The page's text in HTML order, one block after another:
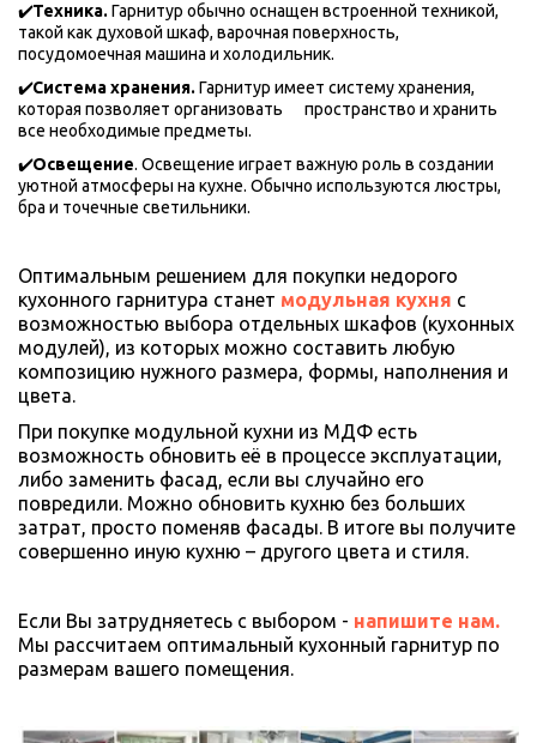
✔️Техника. Гарнитур обычно оснащен встроенной техникой,
такой как духовой шкаф, варочная поверхность,
посудомоечная машина и холодильник.
✔️Система хранения. Гарнитур имеет систему хранения,
которая позволяет организовать      пространство и хранить
все необходимые предметы.
✔️Освещение. Освещение играет важную роль в создании
уютной атмосферы на кухне. Обычно используются люстры,
бра и точечные светильники.
Оптимальным решением для покупки недорого
кухонного гарнитура станет модульная кухня с
возможностью выбора отдельных шкафов (кухонных
модулей), из которых можно составить любую
композицию нужного размера, формы, наполнения и
цвета.
При покупке модульной кухни из МДФ есть
возможность обновить её в процессе эксплуатации,
либо заменить фасад, если вы случайно его
повредили. Можно обновить кухню без больших
затрат, просто поменяв фасады. В итоге вы получите
совершенно иную кухню – другого цвета и стиля.
Если Вы затрудняетесь с выбором -
Мы рассчитаем оптимальный кухонный гарнитур по
размерам вашего помещения.